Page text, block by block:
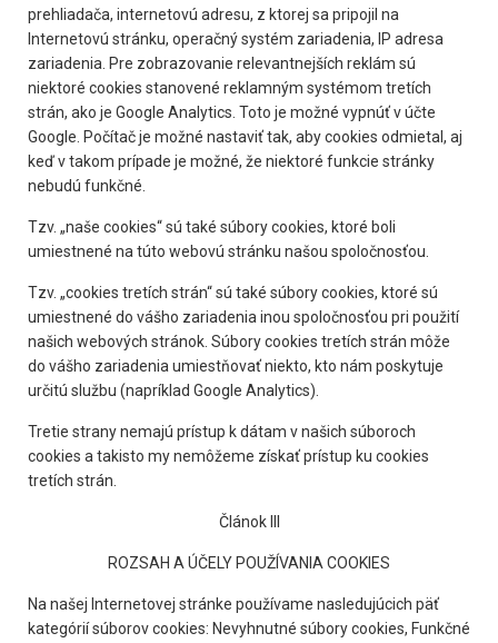
prehliadača, internetovú adresu, z ktorej sa pripojil na
Internetovú stránku, operačný systém zariadenia, IP adresa
zariadenia. Pre zobrazovanie relevantnejších reklám sú
niektoré cookies stanovené reklamným systémom tretích
strán, ako je Google Analytics. Toto je možné vypnúť v účte
Google. Počítač je možné nastaviť tak, aby cookies odmietal, aj
keď v takom prípade je možné, že niektoré funkcie stránky
nebudú funkčné.
Tzv. „naše cookies“ sú také súbory cookies, ktoré boli
umiestnené na túto webovú stránku našou spoločnosťou.
Tzv. „cookies tretích strán“ sú také súbory cookies, ktoré sú
umiestnené do vášho zariadenia inou spoločnosťou pri použití
našich webových stránok. Súbory cookies tretích strán môže
do vášho zariadenia umiestňovať niekto, kto nám poskytuje
určitú službu (napríklad Google Analytics).
Tretie strany nemajú prístup k dátam v našich súboroch
cookies a takisto my nemôžeme získať prístup ku cookies
tretích strán.
Článok III
ROZSAH A ÚČELY POUŽÍVANIA COOKIES
Na našej Internetovej stránke používame nasledujúcich päť
kategórií súborov cookies: Nevyhnutné súbory cookies, Funkčné